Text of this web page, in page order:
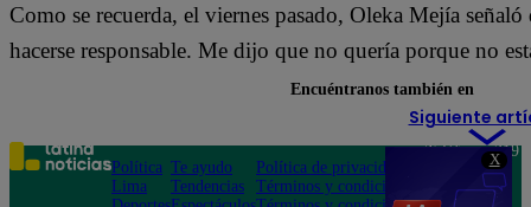
X
Como se recuerda, el viernes pasado, Oleka Mejía
hacerse responsable. Me dijo que no quería porque no
Siguiente
Encuéntranos también en
Política
Lima
Te ayudo
Tendencias
Política de privacidad
Términos y condiciones
Teléfono: 219
Av. San